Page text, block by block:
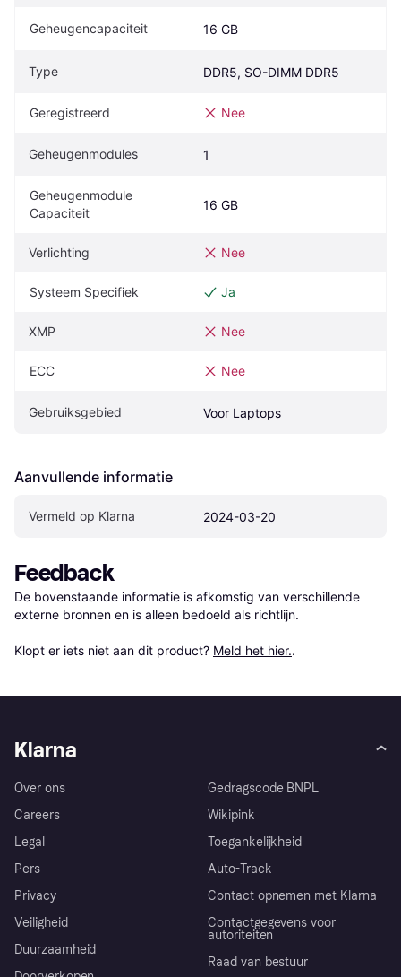
Geheugencapaciteit 16 GB
Type DDR5, SO-DIMM DDR5
Geregistreerd Nee
Geheugenmodules 1
Geheugenmodule
Capaciteit
16 GB
Verlichting Nee
Systeem Specifiek Ja
XMP Nee
ECC Nee
Gebruiksgebied Voor Laptops
Aanvullende informatie
Vermeld op Klarna 2024-03-20
Feedback
De bovenstaande informatie is afkomstig van verschillende
externe bronnen en is alleen bedoeld als richtlijn.
Klopt er iets niet aan dit product? Meld het hier..
Klarna
Over ons
Careers
Legal
Pers
Privacy
Veiligheid
Duurzaamheid
Gedragscode BNPL
Wikipink
Toegankelijkheid
Auto-Track
Contact opnemen met Klarna
Contactgegevens voor
autoriteiten
Raad van bestuur